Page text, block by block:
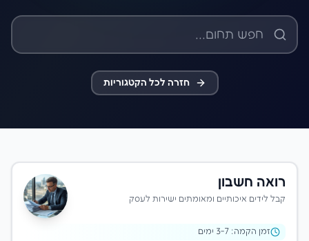
חזרה לכל הקטגוריות
רואה חשבון
קבל לידים איכותיים ומאומתים ישירות לעסק
זמן הקמה: 3-7 ימים